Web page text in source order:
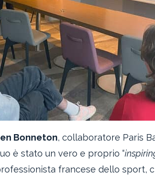
Bonneton, collaboratore Paris
è stato un vero e proprio “
francese dello sport,